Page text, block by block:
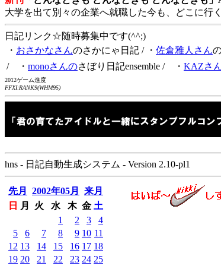
大学を出て別々の企業へ就職した今も、どこに行
日記リンク☆随時募集中です(^^;)
・ おさかなさんのさかにゃ日記 / ・ 佐倉雅人さん
/ ・ monoさんのさぼり日記ensemble / ・ KAZさ
2012ゲーム進度
FFXI:RANK9(WHM95)
hns - 日記自動生成システム - Version 2.10-pl1
先月 2002年05月
来月
日
月 火 水 木 金 土
1
2 3
4
5
6 7 8 9 10 11
12 13 14 15 16 17 18
19 20 21 22 23 24 25